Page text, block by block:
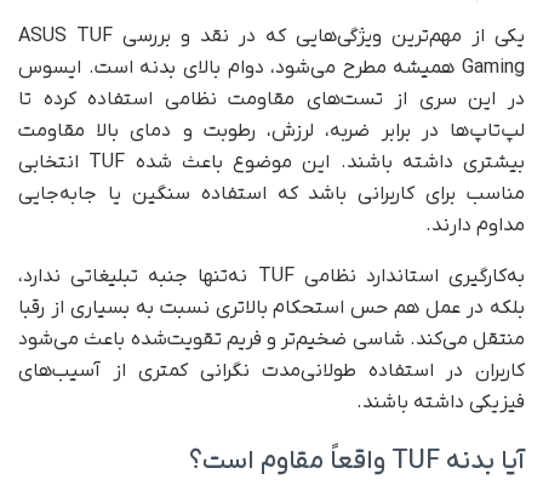
یکی از مهم‌ترین ویژگی‌هایی که در نقد و بررسی ASUS TUF
Gaming همیشه مطرح می‌شود، دوام بالای بدنه است. ایسوس
در این سری از تست‌های مقاومت نظامی استفاده کرده تا
لپ‌تاپ‌ها در برابر ضربه، لرزش، رطوبت و دمای بالا مقاومت
بیشتری داشته باشند. این موضوع باعث شده TUF انتخابی
مناسب برای کاربرانی باشد که استفاده سنگین یا جابه‌جایی
مداوم دارند.
به‌کارگیری استاندارد نظامی TUF نه‌تنها جنبه تبلیغاتی ندارد،
بلکه در عمل هم حس استحکام بالاتری نسبت به بسیاری از رقبا
منتقل می‌کند. شاسی ضخیم‌تر و فریم تقویت‌شده باعث می‌شود
کاربران در استفاده طولانی‌مدت نگرانی کمتری از آسیب‌های
فیزیکی داشته باشند.
آیا بدنه TUF واقعاً مقاوم است؟